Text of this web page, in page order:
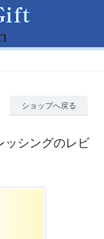
ショップへ戻る
ッシングのレビ